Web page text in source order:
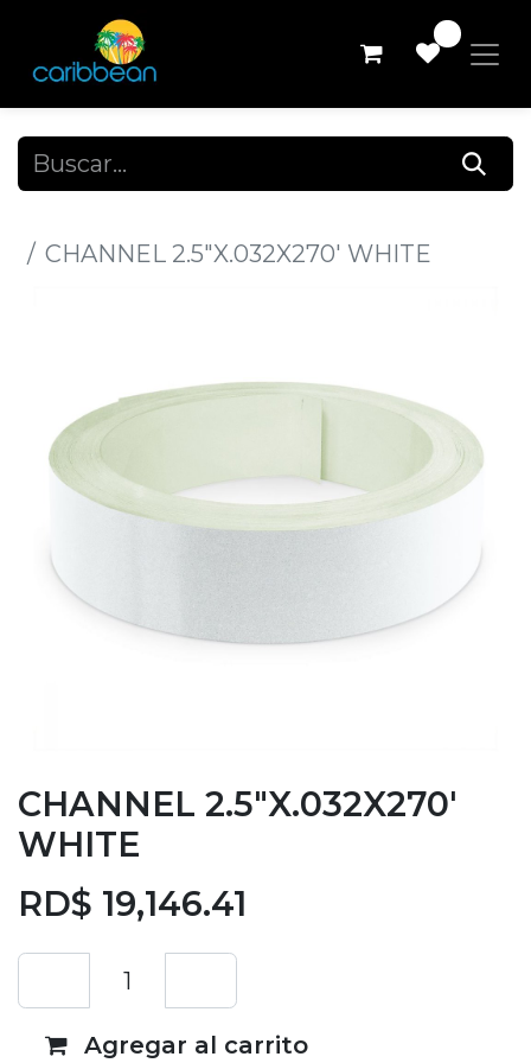
CHANNEL 2.5"X.032X270' WHITE
CHANNEL 2.5"X.032X270'
WHITE
RD$ 19,146.41
Agregar al carrito